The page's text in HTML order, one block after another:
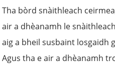
Tha bòrd snàithleach
air a dhèanamh le
aig a bheil susbaint losgaidh
Agus tha e air a dhèanamh